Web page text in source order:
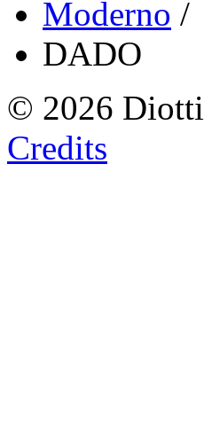
Moderno /
DADO
© 2026 Diotti
Credits